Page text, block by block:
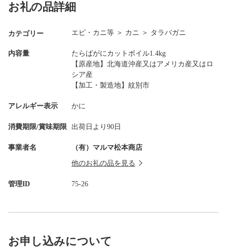
お礼の品詳細
カテゴリー エビ・カニ等 ＞ カニ ＞ タラバガニ
内容量
たらばがにカットボイル1.4kg
【原産地】北海道沖産又はアメリカ産又はロ
シア産
【加工・製造地】紋別市
アレルギー表示 かに
消費期限/賞味期限 出荷日より90日
事業者名 （有）マルマ松本商店
他のお礼の品を見る
管理ID 75-26
お申し込みについて